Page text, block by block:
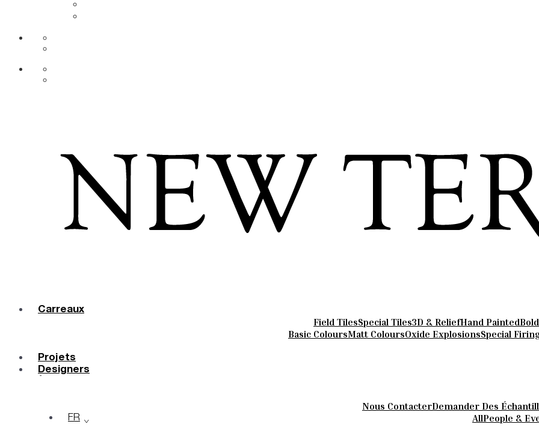
Carreaux
Field TilesSpecial Tiles3D & ReliefHand Painted
Basic ColoursMatt ColoursOxide ExplosionsSpecial Firing
Projets
Designers
Nous ContacterDemander Des
AllPeople &
FR